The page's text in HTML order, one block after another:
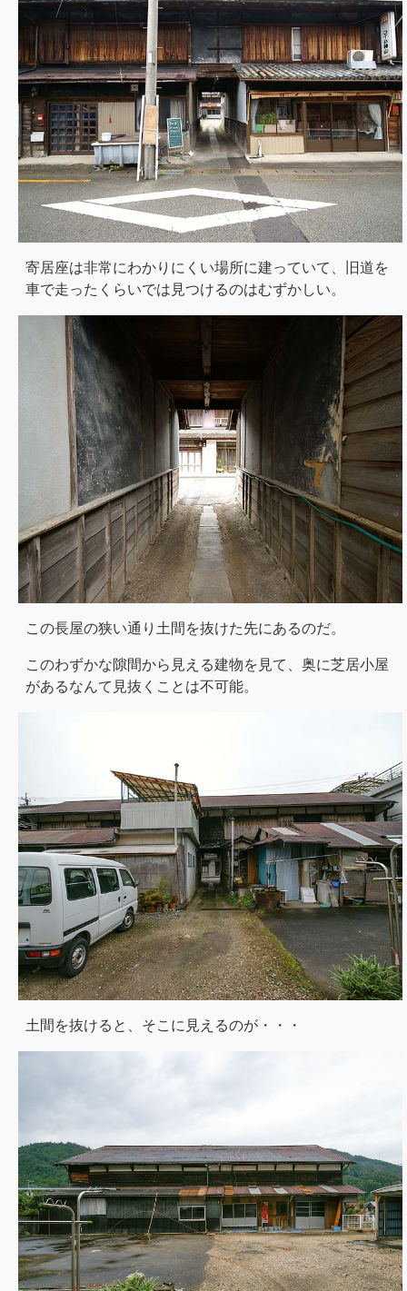
寄居座は非常にわかりにくい場所に建っていて、旧道を
車で走ったくらいでは見つけるのはむずかしい。
この長屋の狭い通り土間を抜けた先にあるのだ。
このわずかな隙間から見える建物を見て、奥に芝居小屋
があるなんて見抜くことは不可能。
土間を抜けると、そこに見えるのが・・・